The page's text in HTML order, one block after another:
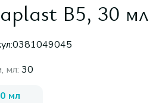
B5, 30 мл
0381049045
мл: 30
мл